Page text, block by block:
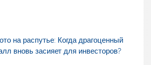
на распутье: Когда драгоценный
вновь засияет для инвесторов?